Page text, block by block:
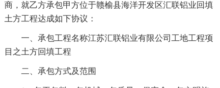
商，就乙方承包甲方位于赣榆县海洋开发区汇联铝业回填
土方工程达成如下协议：
一、承包工程名称江苏汇联铝业有限公司工地工程项
目之土方回填工程
二、承包方式及范围